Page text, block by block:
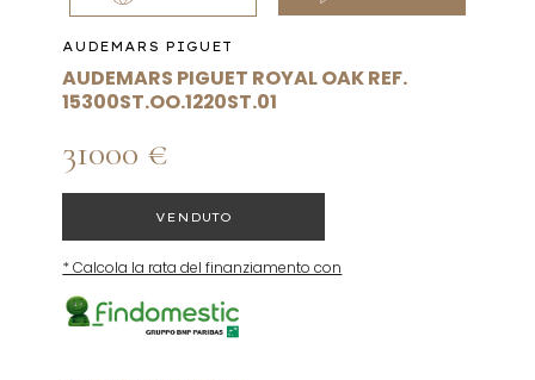
AUDEMARS PIGUET
AUDEMARS PIGUET ROYAL OAK REF.
15300ST.OO.1220ST.01
31000 €
VENDUTO
* Calcola la rata del finanziamento con